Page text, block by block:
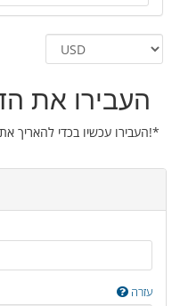
העבירו את
העבירו עכשיו בכדי להאריך את הרישום של הדומיין שלכם בשנה נוספת!*
עזרה